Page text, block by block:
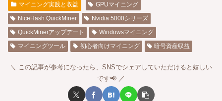
マイニング実践と収益
GPUマイニング
NiceHash QuickMiner
Nvidia 5000シリーズ
QuickMinerアップデート
Windowsマイニング
マイニングツール
初心者向けマイニング 暗号資産収益
この記事が参考になったら、SNSでシェアしていただけると嬉しい
です📢